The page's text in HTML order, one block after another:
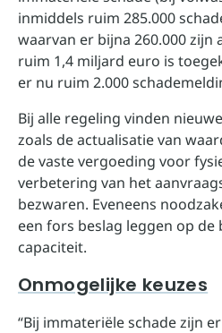
inmiddels ruim 285.000
waarvan er bijna 260.000 zijn
ruim 1,4 miljard euro is
er nu ruim 2.000
Bij alle regeling vinden
zoals de actualisatie van
de vaste vergoeding voor
verbetering van het
bezwaren. Eveneens
een fors beslag leggen op de
capaciteit.
Onmogelijke keuzes
“Bij immateriële schade zijn